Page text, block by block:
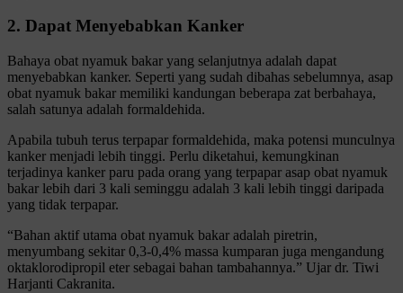
2. Dapat Menyebabkan Kanker
Bahaya obat nyamuk bakar yang selanjutnya adalah dapat
menyebabkan kanker. Seperti yang sudah dibahas sebelumnya, asap
obat nyamuk bakar memiliki kandungan beberapa zat berbahaya,
salah satunya adalah formaldehida.
Apabila tubuh terus terpapar formaldehida, maka potensi munculnya
kanker menjadi lebih tinggi. Perlu diketahui, kemungkinan
terjadinya kanker paru pada orang yang terpapar asap obat nyamuk
bakar lebih dari 3 kali seminggu adalah 3 kali lebih tinggi daripada
yang tidak terpapar.
“Bahan aktif utama obat nyamuk bakar adalah piretrin,
menyumbang sekitar 0,3-0,4% massa kumparan juga mengandung
oktaklorodipropil eter sebagai bahan tambahannya.” Ujar dr. Tiwi
Harjanti Cakranita.